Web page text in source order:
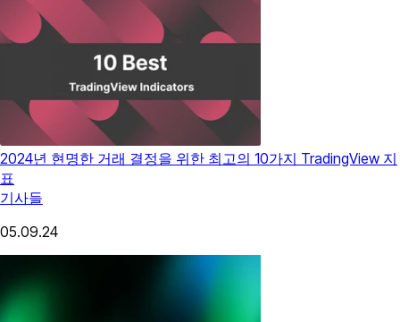
2024년 현명한 거래 결정을 위한 최고의 10가지 TradingView 지
표
기사들
05.09.24